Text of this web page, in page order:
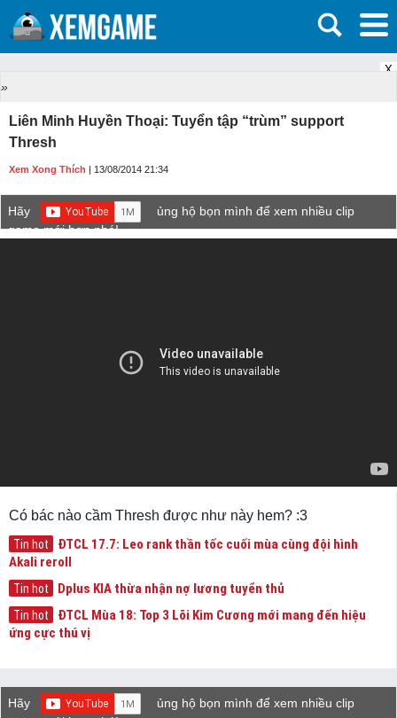
X
»
Liên Minh Huyền Thoại: Tuyển tập “trùm” support
Thresh
Xem Xong Thích | 13/08/2014 21:34
Hãy
ủng hộ bọn mình để xem nhiều clip
game mới hơn nhé!
Có bác nào cầm Thresh được như này hem? :3
Tin hot
ĐTCL 17.7: Leo rank thần tốc cuối mùa cùng đội hình
Akali reroll
Tin hot Dplus KIA thừa nhận nợ lương tuyển thủ
Tin hot
ĐTCL Mùa 18: Top 3 Lõi Kim Cương mới mang đến hiệu
ứng cực thú vị
Hãy
ủng hộ bọn mình để xem nhiều clip